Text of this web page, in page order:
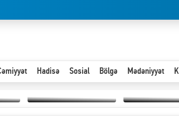
Hadisə Sosial Bölgə Mədəniyyət